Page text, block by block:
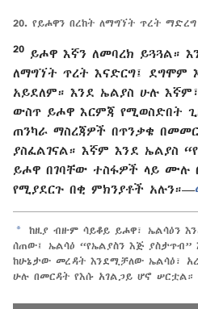
20. የይሖዋን በረከት ለማግኘት ጥረት
20
ይሖዋ እኛን ለመባረክ ይጓጓል።
ለማግኘት ጥረት እናድርግ፤ ደግሞም
አይደለም። እንደ ኤልያስ ሁሉ
ውስጥ ይሖዋ እርምጃ የሚወስድበት
ጠንካራ ማስረጃዎች በጥንቃቄ
ያስፈልገናል። እኛም እንደ ኤልያስ
ይሖዋ በገባቸው ተስፋዎች ላይ ሙሉ
የሚያደርጉ በቂ ምክንያቶች አሉን።—
a
ከዚያ ብዙም ሳይቆይ ይሖዋ፣ ኤልሳዕን
ሰጠው፤ ኤልሳዕ “የኤልያስን እጅ ያስታጥብ”
ከሁኔታው መረዳት እንደሚቻለው ኤልሳዕ፣
ሁሉ በመርዳት የእሱ አገልጋይ ሆኖ ሠርቷል።